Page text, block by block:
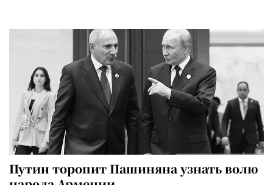
Путин торопит Пашиняна узнать волю